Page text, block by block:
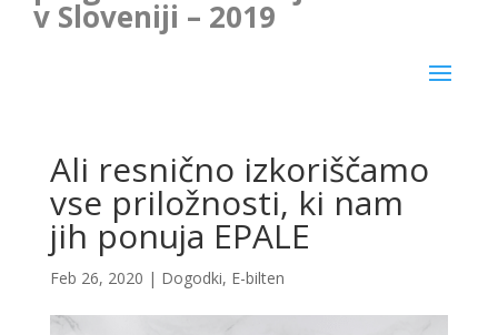
v Sloveniji – 2019
Ali resnično izkoriščamo
vse priložnosti, ki nam
jih ponuja EPALE
Feb 26, 2020 | Dogodki, E-bilten